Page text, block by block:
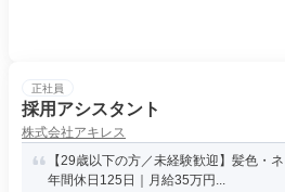
正社員
採用アシスタント
株式会社アキレス
【29歳以下の方／未経験歓迎】髪色・
年間休日125日｜月給35万円...